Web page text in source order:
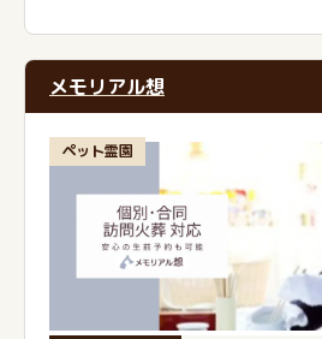
メモリアル想
ペット霊園